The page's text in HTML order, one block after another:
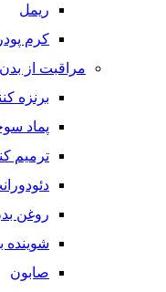
ریمل
کرم پودر
مراقبت از بدن
برنزه
پماد
ترمیم
روغن
شوینده
صابون